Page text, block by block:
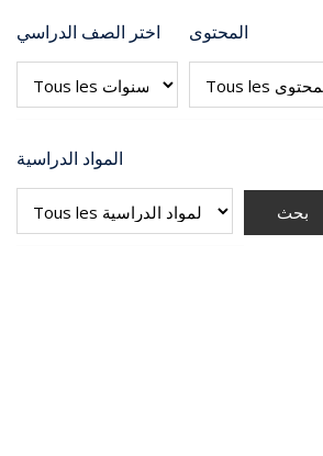
اختر الصف الدراسي المحتوى
المواد الدراسية